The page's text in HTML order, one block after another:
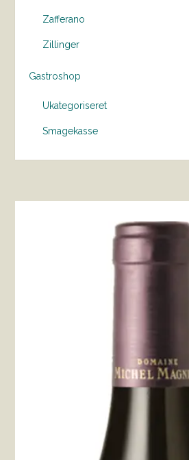
Zafferano
Zillinger
Gastroshop
Ukategoriseret
Smagekasse